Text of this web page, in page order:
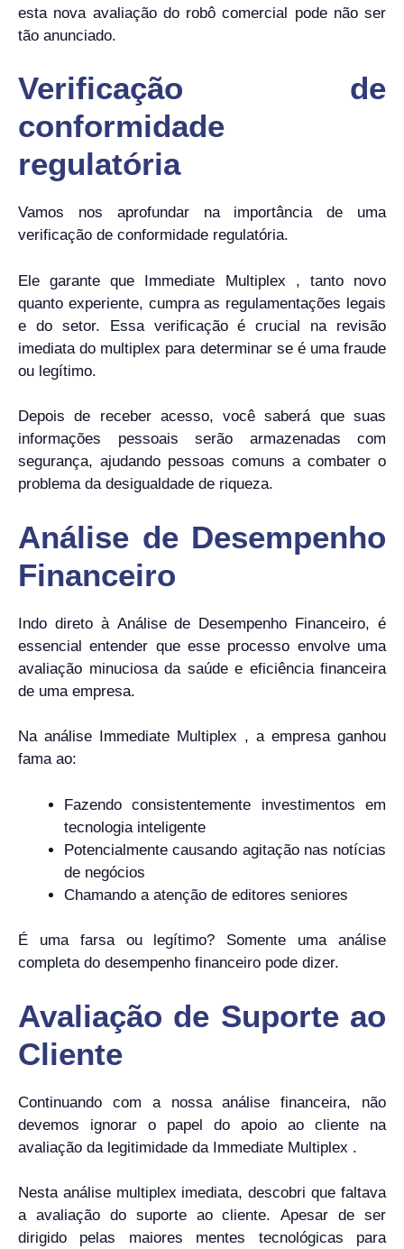
esta nova avaliação do robô comercial pode não ser
tão anunciado.
Verificação de
conformidade
regulatória
Vamos nos aprofundar na importância de uma
verificação de conformidade regulatória.
Ele garante que Immediate Multiplex , tanto novo
quanto experiente, cumpra as regulamentações legais
e do setor. Essa verificação é crucial na revisão
imediata do multiplex para determinar se é uma fraude
ou legítimo.
Depois de receber acesso, você saberá que suas
informações pessoais serão armazenadas com
segurança, ajudando pessoas comuns a combater o
problema da desigualdade de riqueza.
Análise de Desempenho
Financeiro
Indo direto à Análise de Desempenho Financeiro, é
essencial entender que esse processo envolve uma
avaliação minuciosa da saúde e eficiência financeira
de uma empresa.
Na análise Immediate Multiplex , a empresa ganhou
fama ao:
Fazendo consistentemente investimentos em
tecnologia inteligente
Potencialmente causando agitação nas notícias
de negócios
Chamando a atenção de editores seniores
É uma farsa ou legítimo? Somente uma análise
completa do desempenho financeiro pode dizer.
Avaliação de Suporte ao
Cliente
Continuando com a nossa análise financeira, não
devemos ignorar o papel do apoio ao cliente na
avaliação da legitimidade da Immediate Multiplex .
Nesta análise multiplex imediata, descobri que faltava
a avaliação do suporte ao cliente. Apesar de ser
dirigido pelas maiores mentes tecnológicas para